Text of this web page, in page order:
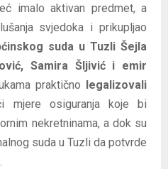
imalo aktivan predmet, a
svjedoka i prikupljao
suda u Tuzli Šejla
Samira Šljivić i emir
praktično legalizovali
mjere osiguranja koje bi
nekretninama, a dok su
suda u Tuzli da potvrde